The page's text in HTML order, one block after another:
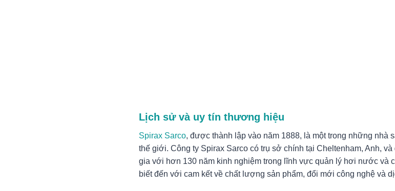
Lịch sử và uy tín thương hiệu
Spirax Sarco, được thành lập vào năm 1888, là một trong những nhà
thế giới. Công ty Spirax Sarco có trụ sở chính tại Cheltenham, Anh,
gia với hơn 130 năm kinh nghiệm trong lĩnh vực quản lý hơi nước và
biết đến với cam kết về chất lượng sản phẩm, đổi mới công nghệ và